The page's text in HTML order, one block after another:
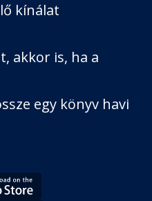
kínálat
akkor is, ha a
egy könyv havi